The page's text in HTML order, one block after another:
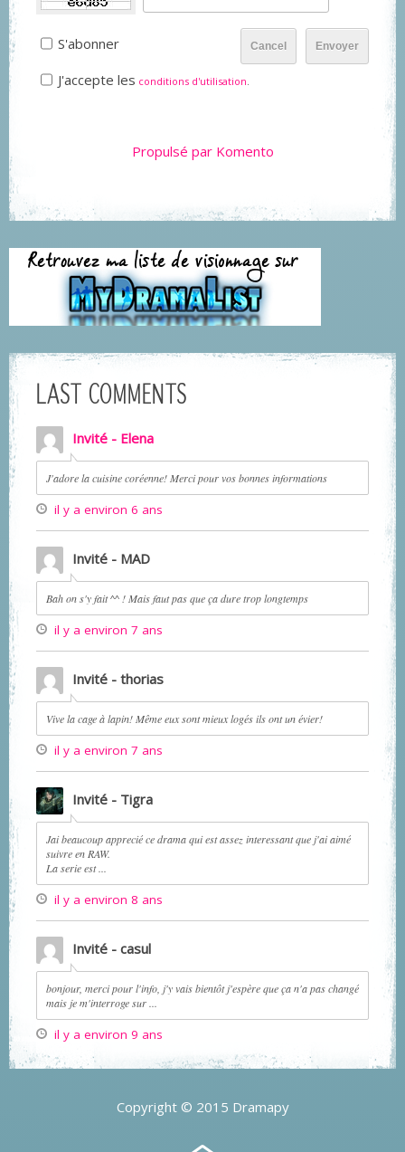
Envoyer
Cancel
S'abonner
J'accepte les conditions d'utilisation.
Propulsé par Komento
LAST COMMENTS
Invité - Elena
J'adore la cuisine coréenne! Merci pour vos bonnes informations
il y a environ 6 ans
Invité - MAD
Bah on s'y fait ^^ ! Mais faut pas que ça dure trop longtemps
il y a environ 7 ans
Invité - thorias
Vive la cage à lapin! Même eux sont mieux logés ils ont un évier!
il y a environ 7 ans
Invité - Tigra
Jai beaucoup apprecié ce drama qui est assez interessant que j'ai aimé
suivre en RAW.
La serie est ...
il y a environ 8 ans
Invité - casul
bonjour, merci pour l'info, j'y vais bientôt j'espère que ça n'a pas changé
mais je m'interroge sur ...
il y a environ 9 ans
Copyright © 2015 Dramapy